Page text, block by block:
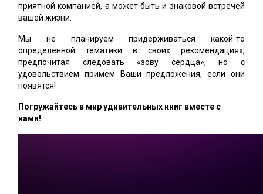
приятной компанией, а может быть и знаковой встречей
вашей жизни.
Мы не планируем придерживаться какой-то
определенной тематики в своих рекомендациях,
предпочитая следовать «зову сердца», но с
удовольствием примем Ваши предложения, если они
появятся!
Погружайтесь в мир удивительных книг вместе с
нами!